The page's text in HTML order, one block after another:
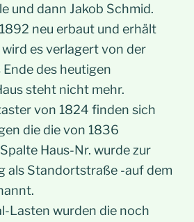
und dann Jakob Schmid.
neu erbaut und erhält
wird es verlagert von der
des heutigen
steht nicht mehr.
von 1824 finden sich
die die von 1836
Haus-Nr. wurde zur
als Standortstraße -auf dem
Lasten wurden die noch